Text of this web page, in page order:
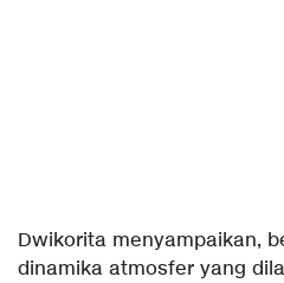
Dwikorita menyampaikan,
dinamika atmosfer yang